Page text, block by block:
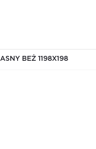
BEŻ 1198X198